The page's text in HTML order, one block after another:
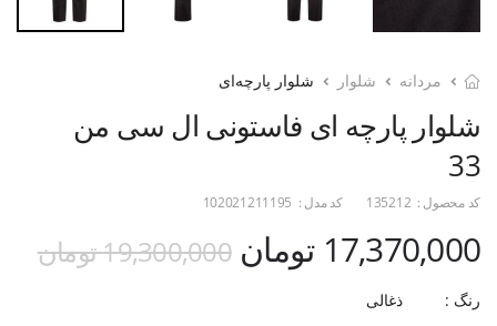
مردانه شلوار شلوار پارچه‌ای
شلوار پارچه ای فاستونی ال سی من
33
کد محصول : 135212 کد مدل : 102021211195
17,370,000 تومان 19,300,000 تومان
رنگ : ذغالی